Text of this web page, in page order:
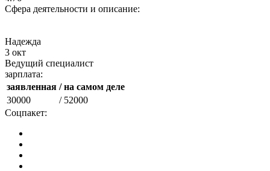
Сфера деятельности и описание:
Надежда
3 окт
Ведущий специалист
зарплата:
заявленная / на самом деле
30000
/ 52000
Соцпакет: